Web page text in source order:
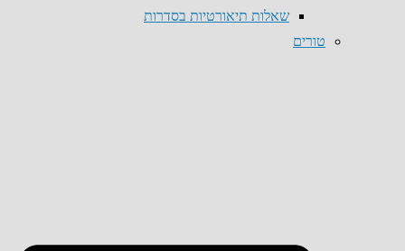
שאלות תיאורטיות בסדרות
טורים